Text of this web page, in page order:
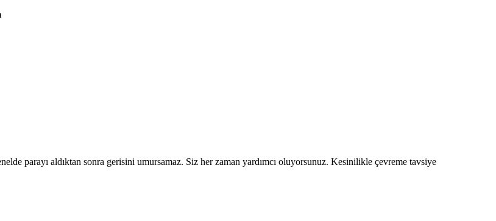
parayı aldıktan sonra gerisini umursamaz. Siz her zaman yardımcı oluyorsunuz. Kesinilikle çevreme tavsiye